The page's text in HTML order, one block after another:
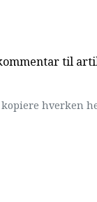
til
kopiere hverken